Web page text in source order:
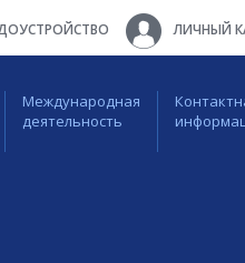
ЛИЧНЫЙ
Международная
деятельность